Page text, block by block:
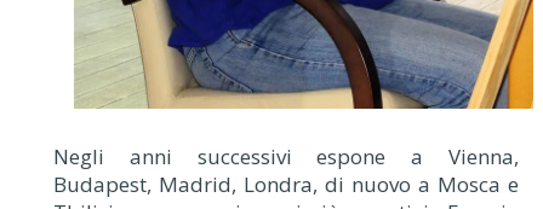
Negli anni successivi espone a Vienna,
Budapest, Madrid, Londra, di nuovo a Mosca e